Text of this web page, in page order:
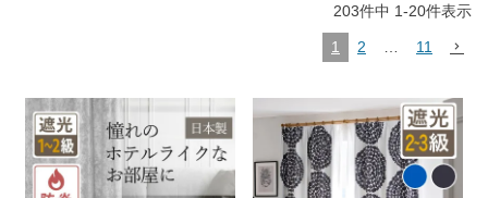
203件中 1-20件表示
1 2 11